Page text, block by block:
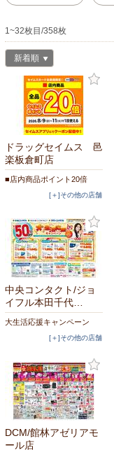
1~32枚目/358枚
新着順
ドラッグセイムス 邑
楽板倉町店
■店内商品ポイント20倍
[＋]その他の店舗
中央コンタクト/ジョ
イフル本田千代…
大生活応援キャンペーン
[＋]その他の店舗
DCM/館林アゼリアモ
ール店